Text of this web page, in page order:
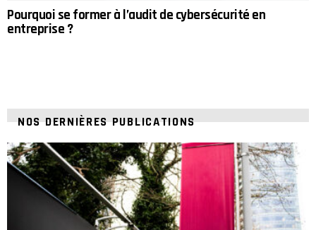
Pourquoi se former à l’audit de cybersécurité en
entreprise ?
NOS DERNIÈRES PUBLICATIONS